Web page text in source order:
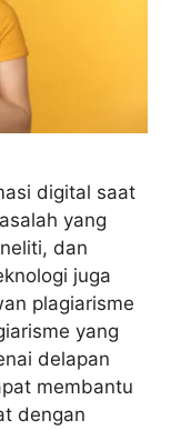
digital saat
yang
dan
juga
plagiarisme
yang
delapan
membantu
dengan